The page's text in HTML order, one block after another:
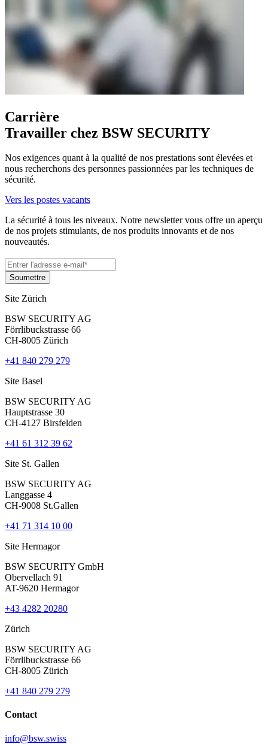
Carrière
Travailler chez BSW SECURITY
Nos exigences quant à la qualité de nos prestations sont élevées et
nous recherchons des personnes passionnées par les techniques de
sécurité.
Vers les postes vacants
La sécurité à tous les niveaux. Notre newsletter vous offre un aperçu
de nos projets stimulants, de nos produits innovants et de nos
nouveautés.
Site Zürich
BSW SECURITY AG
Förrlibuckstrasse 66
CH-8005 Zürich
+41 840 279 279
Site Basel
BSW SECURITY AG
Hauptstrasse 30
CH-4127 Birsfelden
+41 61 312 39 62
Site St. Gallen
BSW SECURITY AG
Langgasse 4
CH-9008 St.Gallen
+41 71 314 10 00
Site Hermagor
BSW SECURITY GmbH
Obervellach 91
AT-9620 Hermagor
+43 4282 20280
Zürich
BSW SECURITY AG
Förrlibuckstrasse 66
CH-8005 Zürich
+41 840 279 279
Contact
info@bsw.swiss